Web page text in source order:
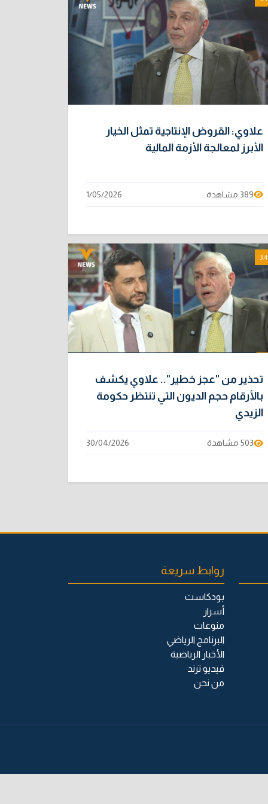
علاوي: القروض الإنتاجية تمثل الخيار
الأبرز لمعالجة الأزمة المالية
389 مشاهدة 1/05/2026
تحذير من "عجز خطير".. علاوي يكشف
بالأرقام حجم الديون التي تنتظر حكومة
الزيدي
503 مشاهدة 30/04/2026
روابط سريعة
بودكاست
أسرار
منوعات
البرنامج الرياضي
الأخبار الرياضية
فيديو ترند
من نحن